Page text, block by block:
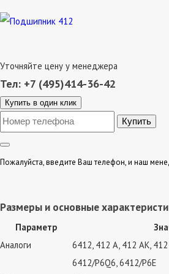
Уточняйте цену у менеджера
Тел: +7 (495)414-36-42
Купить в один клик
Пожалуйста, введите Ваш телефон, и наш
Размеры и основные
Параметр
Аналоги
6412, 412 А, 412 АК,
6412/P6Q6, 6412/P6E